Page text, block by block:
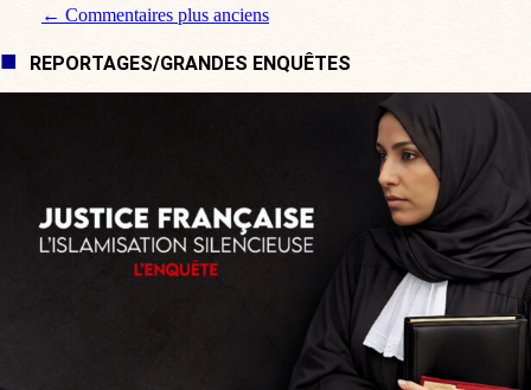
Navigation de commentaire
← Commentaires plus anciens
REPORTAGES/GRANDES ENQUÊTES